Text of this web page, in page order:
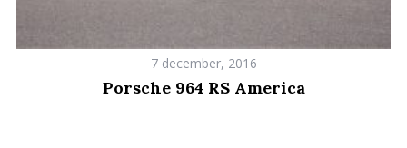
7 december, 2016
Porsche 964 RS America